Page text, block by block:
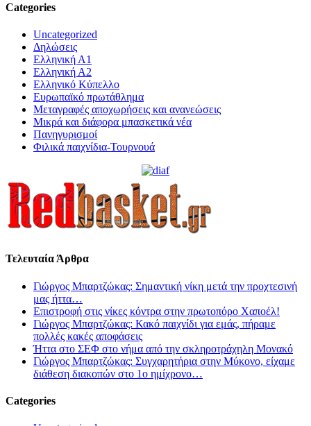
Categories
Uncategorized
Δηλώσεις
Ελληνική Α1
Ελληνική Α2
Ελληνικό Κύπελλο
Ευρωπαϊκό πρωτάθλημα
Μεταγραφές αποχωρήσεις και ανανεώσεις
Μικρά και διάφορα μπασκετικά νέα
Πανηγυρισμοί
Φιλικά παιχνίδια-Τουρνουά
Τελευταία Άρθρα
Γιώργος Μπαρτζώκας: Σημαντική νίκη μετά την προχτεσινή
μας ήττα…
Επιστροφή στις νίκες κόντρα στην πρωτοπόρο Χαποέλ!
Γιώργος Μπαρτζώκας: Κακό παιχνίδι για εμάς, πήραμε
πολλές κακές αποφάσεις
Ήττα στο ΣΕΦ στο νήμα από την σκληροτράχηλη Μονακό
Γιώργος Μπαρτζώκας: Συγχαρητήρια στην Μύκονο, είχαμε
διάθεση διακοπών στο 1ο ημίχρονο…
Categories